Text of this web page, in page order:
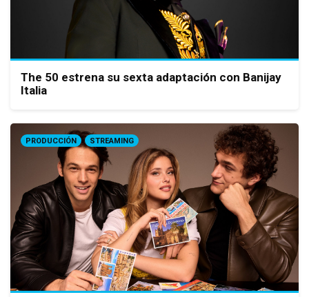
The 50 estrena su sexta adaptación con Banijay
Italia
PRODUCCIÓN STREAMING